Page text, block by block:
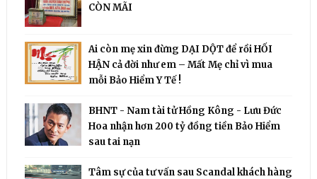
CÒN MÃI
Ai còn mẹ xin đừng DẠI DỘT để rồi HỐI
HẬN cả đời như em – Mất Mẹ chỉ vì mua
mỗi Bảo Hiểm Y Tế !
BHNT - Nam tài tử Hồng Kông - Lưu Đức
Hoa nhận hơn 200 tỷ đồng tiền Bảo Hiểm
sau tai nạn
Tâm sự của tư vấn sau Scandal khách hàng